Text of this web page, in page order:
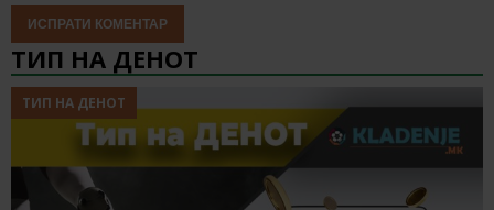
ТИП НА ДЕНОТ
ТИП НА ДЕНОТ